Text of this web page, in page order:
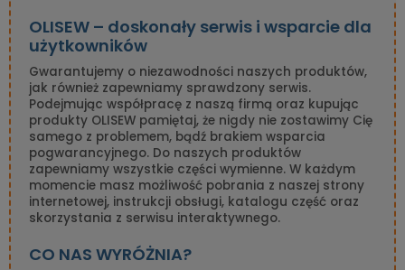
OLISEW – doskonały serwis i wsparcie dla
użytkowników
Gwarantujemy o niezawodności naszych produktów,
jak również zapewniamy sprawdzony serwis.
Podejmując współpracę z naszą firmą oraz kupując
produkty OLISEW pamiętaj, że nigdy nie zostawimy Cię
samego z problemem, bądź brakiem wsparcia
pogwarancyjnego. Do naszych produktów
zapewniamy wszystkie części wymienne. W każdym
momencie masz możliwość pobrania z naszej strony
internetowej, instrukcji obsługi, katalogu część oraz
skorzystania z serwisu interaktywnego.
CO NAS WYRÓŻNIA?